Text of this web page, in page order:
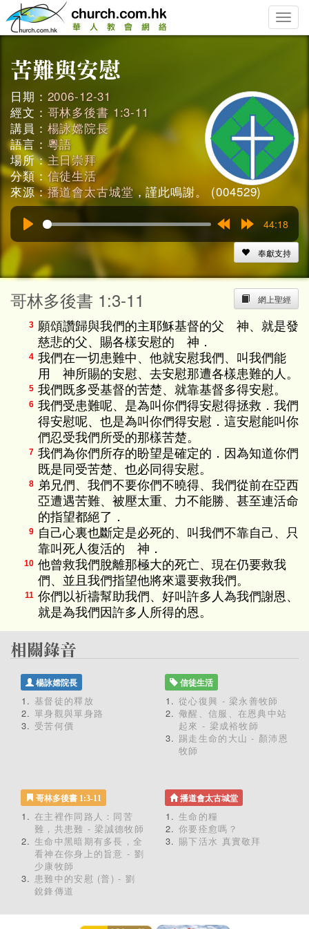
Toggle
日期： 2006-12-31
經文： 哥林多後書 1:3-11
講員： 楊詠嫦院長
語言： 粵語
場所：主日崇拜
分類： 信徒生活
來源：播道會太古城堂，謹此鳴謝。 (004529)
15s
44:18
奉獻支持
網上聖經
哥林多後書 1:3-11
3 願頌讚歸與我們的主耶穌基督的父 神、就是發
慈悲的父、賜各樣安慰的 神．
4 我們在一切患難中、他就安慰我們、叫我們能
用 神所賜的安慰、去安慰那遭各樣患難的人。
5 我們既多受基督的苦楚、就靠基督多得安慰。
6 我們受患難呢、是為叫你們得安慰得拯救．我們
得安慰呢、也是為叫你們得安慰．這安慰能叫你
們忍受我們所受的那樣苦楚。
7 我們為你們所存的盼望是確定的．因為知道你們
既是同受苦楚、也必同得安慰。
8 弟兄們、我們不要你們不曉得、我們從前在亞西
亞遭遇苦難、被壓太重、力不能勝、甚至連活命
的指望都絕了．
9 自己心裏也斷定是必死的、叫我們不靠自己、只
靠叫死人復活的 神．
10 他曾救我們脫離那極大的死亡、現在仍要救我
們、並且我們指望他將來還要救我們。
11 你們以祈禱幫助我們、好叫許多人為我們謝恩、
就是為我們因許多人所得的恩。
楊詠嫦院長
基督徒的釋放
單身觀與單身路
受苦何價
信徒生活
從心復興 - 梁永善牧師
儆醒、信服、在恩典中站
起來 - 梁成裕牧師
踢走生命的大山 - 顏沛恩
牧師
哥林多後書 1:3-11
在主裡作同路人：同苦
難，共患難 - 梁誠德牧師
生命中黑暗期有多長，全
看神在你身上的旨意 - 劉
少康牧師
患難中的安慰 (普) - 劉
銳鋒傳道
播道會太古城堂
生命的糧
你要痊愈嗎？
賜下活水 真實敬拜